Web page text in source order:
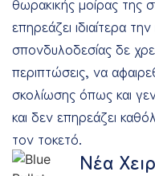
επηρεάζει ιδιαίτερα
σπονδυλοδεσίας δε
περιπτώσεις, να
σκολίωσης όπως και
και δεν επηρεάζει
τον τοκετό.
Νέα